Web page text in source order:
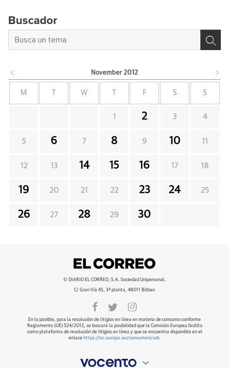
Buscador
November 2012
M W F S S
1 2 3 4
5 6 7 8 9 10 11
12 13 14 15 16 17 18
19 20 21 22 23 24 25
26 27 28 29 30
© DIARIO EL CORREO, S.A. Sociedad Unipersonal.
C/ Gran Vía 45, 3ª planta, 48011 Bilbao
En lo posible, para la resolución de litigios en línea en materia de consumo conforme
Reglamento (UE) 524/2013, se buscará la posibilidad que la Comisión Europea facilita
como plataforma de resolución de litigios en línea y que se encuentra disponible en el
enlace https://ec.europa.eu/consumers/odr.